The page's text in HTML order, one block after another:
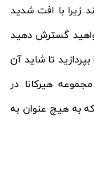
زیرا با افت شدید
گسترش دهید
تا شاید آن
هیرکانا در
به هیچ عنوان به